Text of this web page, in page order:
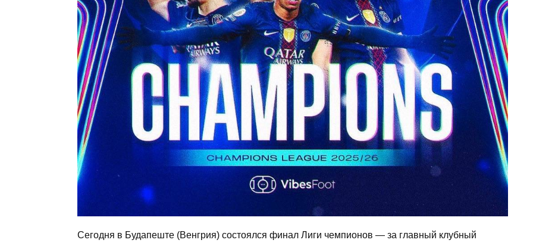
Сегодня в Будапеште (Венгрия) состоялся финал Лиги чемпионов — за главный клубный